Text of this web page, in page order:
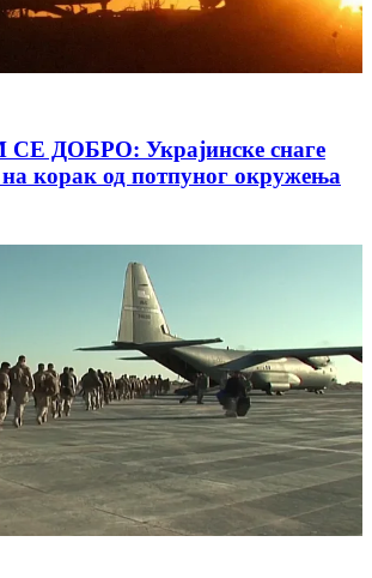
ДОБРО: Украјинске снаге
корак од потпуног окружења